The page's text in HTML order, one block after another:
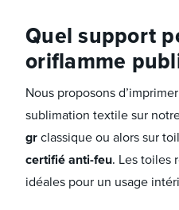
Quel support
oriflamme
Nous proposons
sublimation textile sur
gr classique ou alors sur
certifié anti-feu. Les toiles
idéales pour un usage